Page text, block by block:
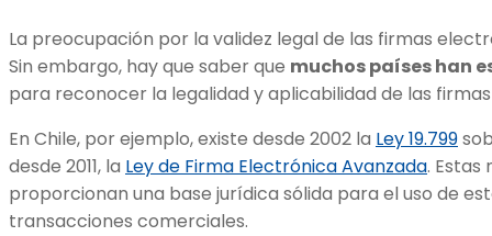
La preocupación por la validez legal de las firmas
Sin embargo, hay que saber que muchos países han
para reconocer la legalidad y aplicabilidad de las
En Chile, por ejemplo, existe desde 2002 la Ley 19.799
desde 2011, la Ley de Firma Electrónica Avanzada. Estas
proporcionan una base jurídica sólida para el uso de
transacciones comerciales.